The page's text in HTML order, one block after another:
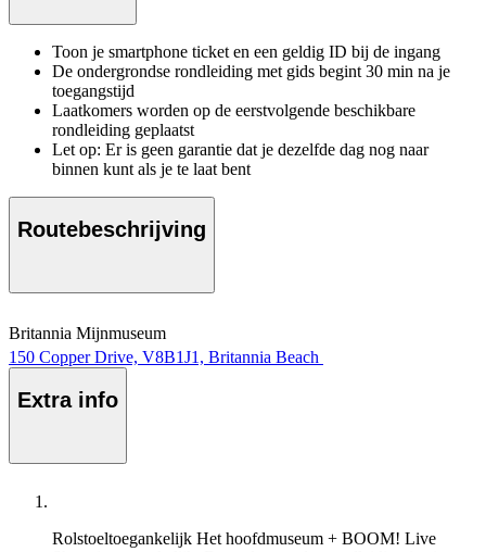
Toon je smartphone ticket en een geldig ID bij de ingang
De ondergrondse rondleiding met gids begint 30 min na je
toegangstijd
Laatkomers worden op de eerstvolgende beschikbare
rondleiding geplaatst
Let op: Er is geen garantie dat je dezelfde dag nog naar
binnen kunt als je te laat bent
Routebeschrijving
Britannia Mijnmuseum
150 Copper Drive, V8B1J1, Britannia Beach
Extra info
Rolstoeltoegankelijk Het hoofdmuseum + BOOM! Live